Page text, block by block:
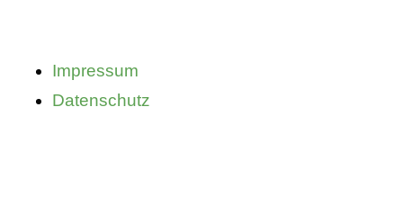
überspringen
Impressum
Datenschutz